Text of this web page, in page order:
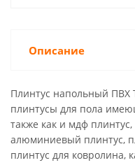
Описание
Плинтус напольный ПВХ
плинтусы для пола
также как и мдф
алюминиевый плинтус,
плинтус для ковролина,